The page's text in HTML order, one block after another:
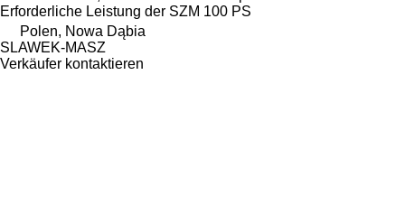
Erforderliche Leistung der SZM 100 PS
Polen, Nowa Dąbia
SLAWEK-MASZ
Verkäufer kontaktieren